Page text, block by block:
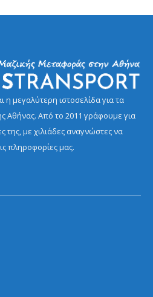
μεγαλύτερη ιστοσελίδα για τα
Αθήνας. Από το 2011 γράφουμε για
της, με χιλιάδες αναγνώστες να
πληροφορίες μας.